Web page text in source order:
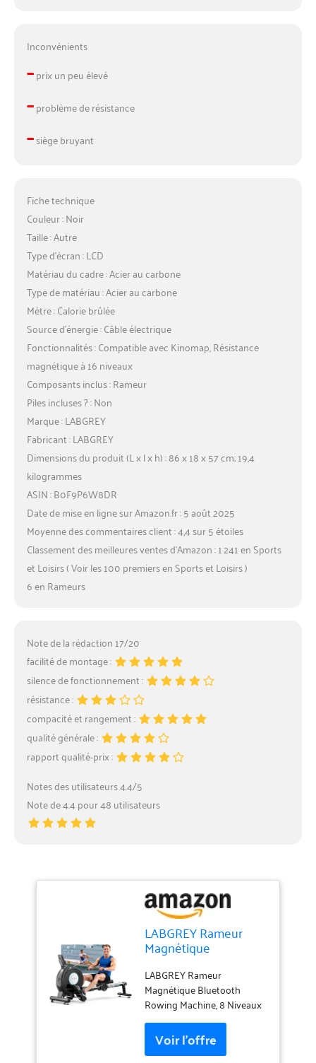
Inconvénients
–prix un peu élevé
–problème de résistance
–siège bruyant
Fiche technique
Couleur : Noir
Taille : Autre
Type d’écran : LCD
Matériau du cadre : Acier au carbone
Type de matériau : Acier au carbone
Mètre : Calorie brûlée
Source d’énergie : Câble électrique
Fonctionnalités : Compatible avec Kinomap, Résistance
magnétique à 16 niveaux
Composants inclus : Rameur
Piles incluses ? : Non
Marque : LABGREY
Fabricant : LABGREY
Dimensions du produit (L x l x h) : 86 x 18 x 57 cm; 19,4
kilogrammes
ASIN : B0F9P6W8DR
Date de mise en ligne sur Amazon.fr : 5 août 2025
Moyenne des commentaires client : 4,4 sur 5 étoiles
Classement des meilleures ventes d’Amazon : 1 241 en Sports
et Loisirs ( Voir les 100 premiers en Sports et Loisirs )
6 en Rameurs
Note de la rédaction 17/20
facilité de montage :
silence de fonctionnement :
résistance :
compacité et rangement :
qualité générale :
rapport qualité-prix :
Notes des utilisateurs 4.4/5
Note de 4.4 pour 48 utilisateurs
LABGREY Rameur
Magnétique
D'appartement,
Rameur Bluetooth,
Écran LCD, Silencieux,
Capacité Maximale
158 kg, Idéal pour
l’Entraînement Cardio
à Domicile (H320-
LABGREY Rameur
Magnétique Bluetooth
Rowing Machine, 8 Niveaux
de Résistance, Double Rails
en Aluminium, Écran LCD,
Capacité Maximale 158 kg,